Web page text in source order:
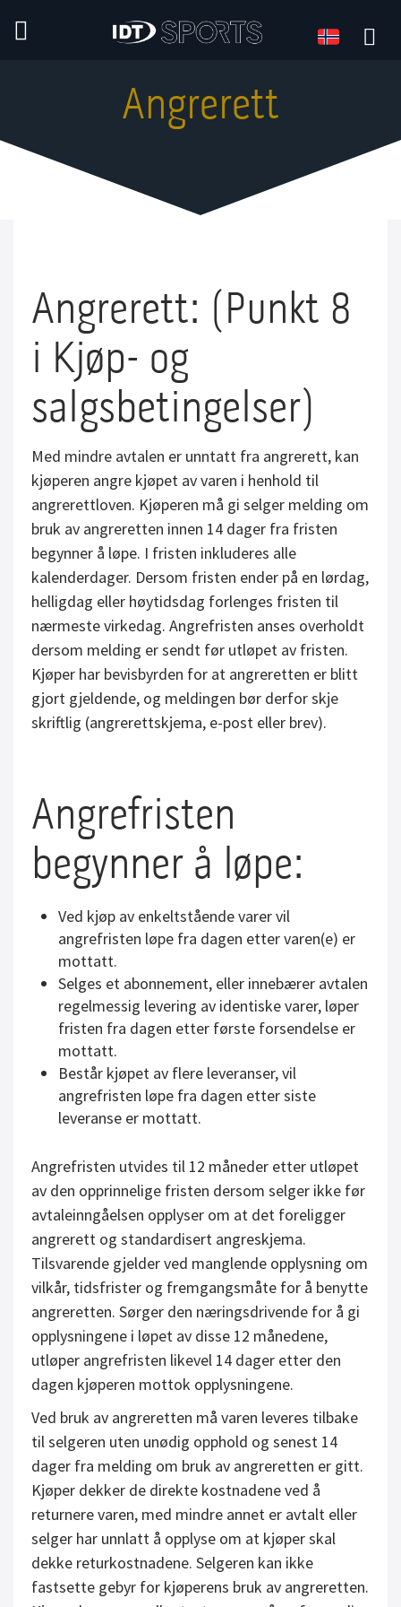
Språk
Språk:
Angrerett
Angrerett: (Punkt 8
i Kjøp- og
salgsbetingelser)
Med mindre avtalen er unntatt fra angrerett, kan
kjøperen angre kjøpet av varen i henhold til
angrerettloven. Kjøperen må gi selger melding om
bruk av angreretten innen 14 dager fra fristen
begynner å løpe. I fristen inkluderes alle
kalenderdager. Dersom fristen ender på en lørdag,
helligdag eller høytidsdag forlenges fristen til
nærmeste virkedag. Angrefristen anses overholdt
dersom melding er sendt før utløpet av fristen.
Kjøper har bevisbyrden for at angreretten er blitt
gjort gjeldende, og meldingen bør derfor skje
skriftlig (angrerettskjema, e-post eller brev).
Angrefristen
begynner å løpe:
Ved kjøp av enkeltstående varer vil
angrefristen løpe fra dagen etter varen(e) er
mottatt.
Selges et abonnement, eller innebærer avtalen
regelmessig levering av identiske varer, løper
fristen fra dagen etter første forsendelse er
mottatt.
Består kjøpet av flere leveranser, vil
angrefristen løpe fra dagen etter siste
leveranse er mottatt.
Angrefristen utvides til 12 måneder etter utløpet
av den opprinnelige fristen dersom selger ikke før
avtaleinngåelsen opplyser om at det foreligger
angrerett og standardisert angreskjema.
Tilsvarende gjelder ved manglende opplysning om
vilkår, tidsfrister og fremgangsmåte for å benytte
angreretten. Sørger den næringsdrivende for å gi
opplysningene i løpet av disse 12 månedene,
utløper angrefristen likevel 14 dager etter den
dagen kjøperen mottok opplysningene.
Ved bruk av angreretten må varen leveres tilbake
til selgeren uten unødig opphold og senest 14
dager fra melding om bruk av angreretten er gitt.
Kjøper dekker de direkte kostnadene ved å
returnere varen, med mindre annet er avtalt eller
selger har unnlatt å opplyse om at kjøper skal
dekke returkostnadene. Selgeren kan ikke
fastsette gebyr for kjøperens bruk av angreretten.